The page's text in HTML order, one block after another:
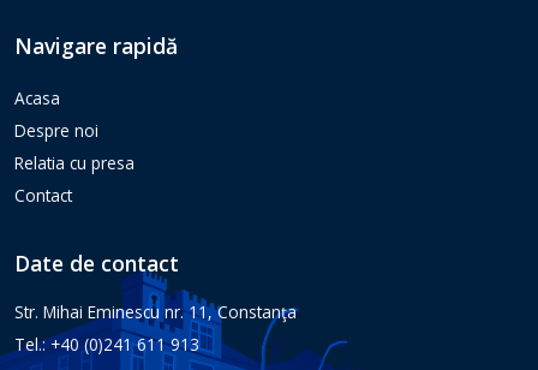
Navigare rapidă
Acasa
Despre noi
Relatia cu presa
Contact
Date de contact
Str. Mihai Eminescu nr. 11, Constanţa
Tel.: +40 (0)241 611 913